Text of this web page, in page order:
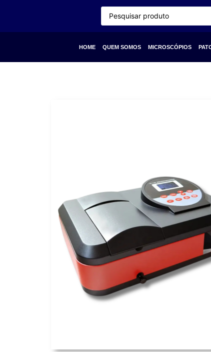
HOME QUEM SOMOS MICROSCÓPIOS